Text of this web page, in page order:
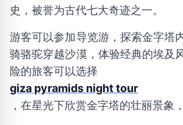
史，被誉为古代七大奇迹之一。
游客可以参加导览游，探索金字塔
骑骆驼穿越沙漠，体验经典的埃及
险的旅客可以选择
giza pyramids night tour
，在星光下欣赏金字塔的壮丽景象